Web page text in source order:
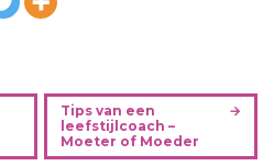
Tips van een
leefstijlcoach –
Moeter of Moeder